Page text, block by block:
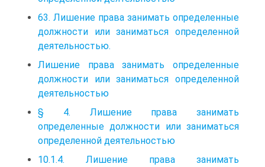
63. Лишение права занимать определенные
должности или заниматься определенной
деятельностью.
Лишение права занимать определенные
должности или заниматься определенной
деятельностью
§ 4. Лишение права занимать
определенные должности или заниматься
определенной деятельностью
10.1.4. Лишение права занимать